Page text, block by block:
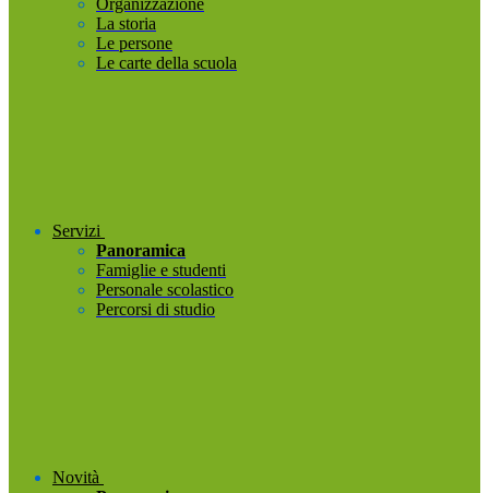
Organizzazione
La storia
Le persone
Le carte della scuola
Servizi
Panoramica
Famiglie e studenti
Personale scolastico
Percorsi di studio
Novità